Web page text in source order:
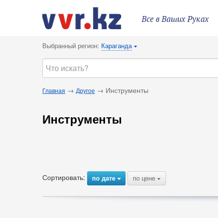
Все в Ваших Руках
Выбранный регион: Караганда {
Главная → Другое → Инструменты
Инструменты
Сортировать: по дате{ по цене {